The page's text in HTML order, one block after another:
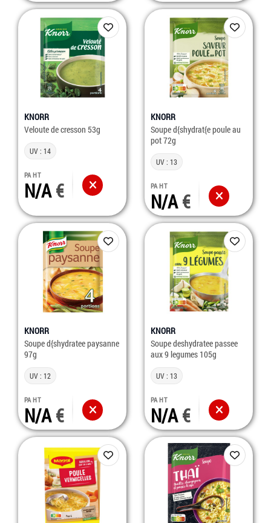
KNORR
Veloute de cresson 53g
UV : 14
PA HT
N/A
KNORR
Soupe d{shydrat{e poule au
pot 72g
UV : 13
PA HT
N/A
KNORR
Soupe d{shydratee paysanne
97g
UV : 12
PA HT
N/A
KNORR
Soupe deshydratee passee
aux 9 legumes 105g
UV : 13
PA HT
N/A